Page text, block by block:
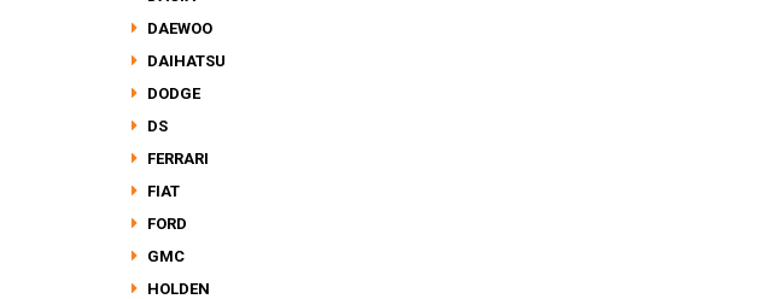
DAEWOO
DAIHATSU
DODGE
DS
FERRARI
FIAT
FORD
GMC
HOLDEN